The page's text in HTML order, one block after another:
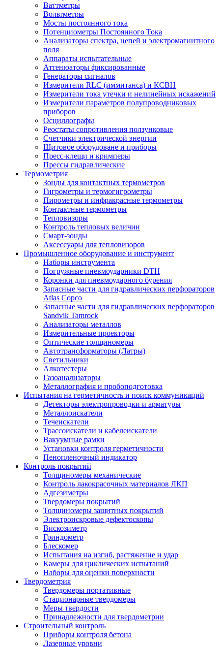
Ваттметры
Вольтметры
Мосты постоянного тока
Потенциометры Постоянного Тока
Анализаторы спектра, цепей и электромагнитного
поля
Аппараты испытательные
Аттенюаторы фиксированные
Генераторы сигналов
Измерители RLC (иммитанса) и КСВН
Измерители тока утечки и нелинейных искажений
Измерители параметров полупроводниковых
приборов
Осциллографы
Реостаты сопротивления ползунковые
Счетчики электрической энергии
Щитовое оборудоване и приборы
Пресс-клещи и кримперы
Прессы гидравлические
Термометрия
Зонды для контактных термометров
Гигрометры и термогигрометры
Пирометры и инфракрасные термометры
Контактные термометры
Тепловизоры
Контроль тепловых величин
Смарт-зонды
Аксессуары для тепловизоров
Промышленное оборудование и инструмент
Наборы инструмента
Погружные пневмоударники DTH
Коронки для пневмоударного бурения
Запасные части для гидравлических перфораторов
Atlas Copco
Запасные части для гидравлических перфораторов
Sandvik Tamrock
Анализаторы металлов
Измерительные проекторы
Оптические толщиномеры
Автотрансформаторы (Латры)
Светильники
Алкотестеры
Газоанализаторы
Металлография и пробоподготовка
Испытания на герметичность и поиск коммуникаций
Детекторы электропроводки и арматуры
Металлоискатели
Течеискатели
Трассоискатели и кабелеискатели
Вакуумные рамки
Установки контроля герметичности
Пенопленочный индикатор
Контроль покрытий
Толщиномеры механические
Контроль лакокрасочных материалов ЛКП
Адгезиметры
Твердомеры покрытий
Толщиномеры защитных покрытий
Электроискровые дефектоскопы
Вискозиметр
Гриндометр
Блескомер
Испытания на изгиб, растяжение и удар
Камеры для циклических испытаний
Наборы для оценки поверхности
Твердометрия
Твердомеры портативные
Стационарные твердомеры
Меры твердости
Принадлежности для твердометрии
Строительный контроль
Приборы контроля бетона
Лазерные уровни